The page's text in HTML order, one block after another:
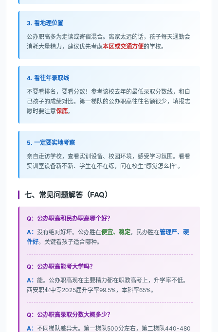
3. 看地理位置
公办职高多为走读或寄宿混合。离家太远的话，孩子每天通勤会
消耗大量精力，建议优先考虑本区或交通方便的学校。
4. 看往年录取线
不要看排名，要看分数！参考该校去年的最低录取分数线，和自
己孩子的成绩对比。第一梯队的公办职高往往名额很少，填报志
愿时要注意保底。
5. 一定要实地考察
亲自走访学校，查看实训设备、校园环境，感受学习氛围。看看
实训室设备新不新、学生在不在练，问在校生“感觉怎么样”。
七、常见问题解答（FAQ）
Q：公办职高和民办职高哪个好？
A： 没有绝对好坏。公办胜在便宜、稳定，民办胜在管理严、硬
件好。关键看孩子适合哪种。
Q：公办职高能考大学吗？
A： 能。公办职高现在主要精力都在职教高考上，升学率不低。
西安职业中专2025届升学率99.5%，本科率65%。
Q：公办职高录取分数大概多少？
A： 不同梯队差异大。第一梯队500分左右，第二梯队440-480